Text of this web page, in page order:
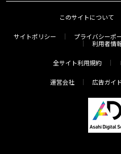
このサイトについて
サイトポリシー プライバシーポ
利用者情
全サイト利用規約
運営会社 広告ガイ